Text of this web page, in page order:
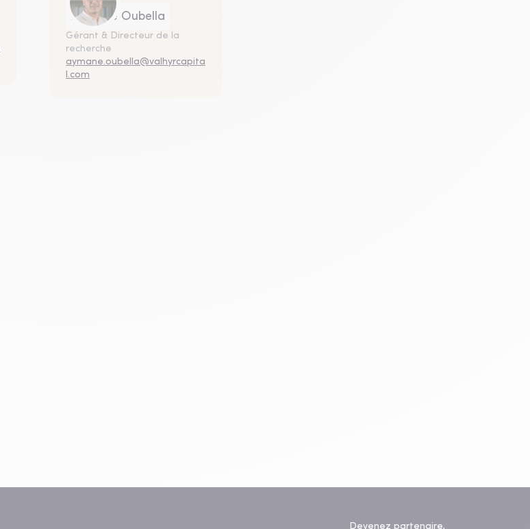
Aymane Oubella
Gérant & Directeur de la
recherche
aymane.oubella@valhyrcapita
l.com
Devenez partenaire,